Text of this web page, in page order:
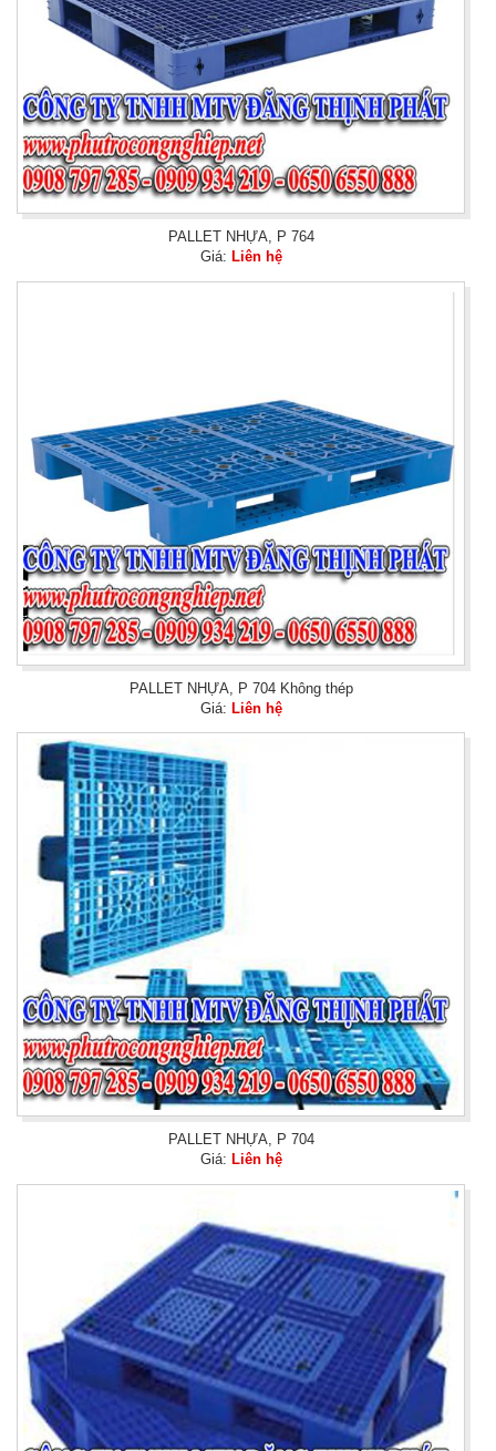
PALLET NHỰA, P 764
Giá: Liên hệ
PALLET NHỰA, P 704 Không thép
Giá: Liên hệ
Với thiết kế lõi thép âm bên trong nên chịu tải rất cao,
chân liền khối vững.
PALLET NHỰA, P 704
Giá: Liên hệ